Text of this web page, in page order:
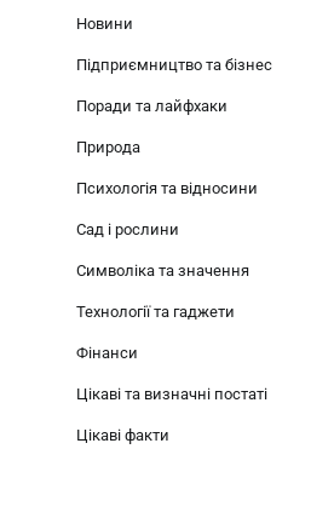
Новини
Підприємництво та бізнес
Поради та лайфхаки
Природа
Психологія та відносини
Сад і рослини
Символіка та значення
Технології та гаджети
Фінанси
Цікаві та визначні постаті
Цікаві факти